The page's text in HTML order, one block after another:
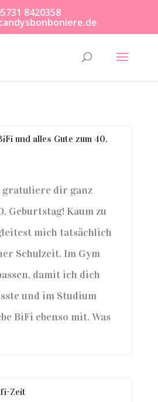
8420358
und alles Gute zum 40.
gratuliere dir ganz
Geburtstag! Kaum zu
mich tatsächlich
Schulzeit. Im Gym
damit ich dich
und im Studium
BiFi ebenso mit. Was
Zeit